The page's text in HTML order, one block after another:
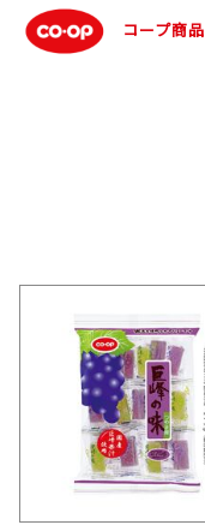
コープ商品